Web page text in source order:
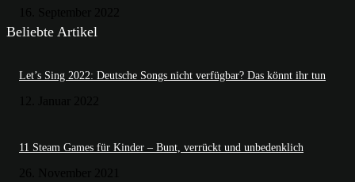
Beliebte Artikel
Let’s Sing 2022: Deutsche Songs nicht verfügbar? Das könnt ihr tun
11 Steam Games für Kinder – Bunt, verrückt und unbedenklich